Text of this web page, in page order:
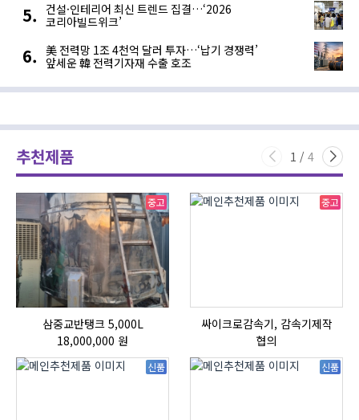
건설·인테리어 최신 트렌드 집결…‘2026
코리아빌드위크’
美 전력망 1조 4천억 달러 투자…‘납기 경쟁력’
앞세운 韓 전력기자재 수출 호조
추천제품 1 / 4
중고
삼중교반탱크 5,000L
18,000,000 원
중고
싸이크로감속기, 감속기제작
협의
신품 신품